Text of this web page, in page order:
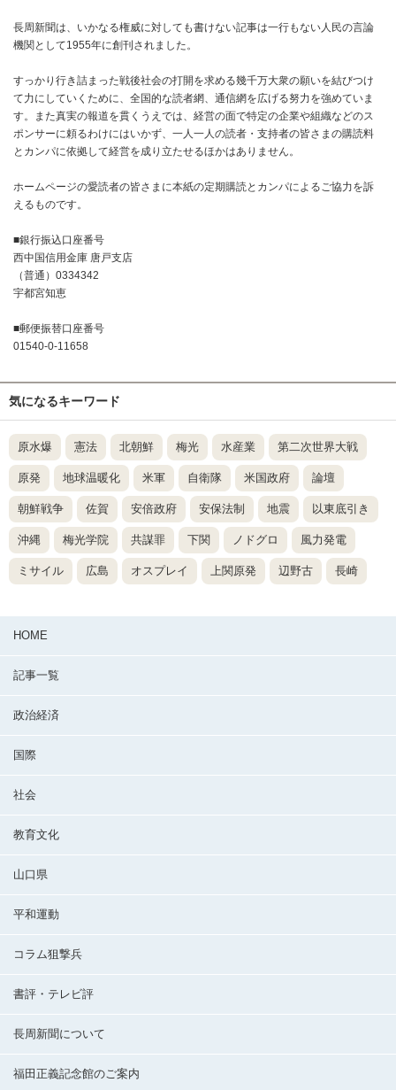
長周新聞は、いかなる権威に対しても書けない記事は一行もない人民の言論
機関として1955年に創刊されました。
すっかり行き詰まった戦後社会の打開を求める幾千万大衆の願いを結びつけ
て力にしていくために、全国的な読者網、通信網を広げる努力を強めていま
す。また真実の報道を貫くうえでは、経営の面で特定の企業や組織などのス
ポンサーに頼るわけにはいかず、一人一人の読者・支持者の皆さまの購読料
とカンパに依拠して経営を成り立たせるほかはありません。
ホームページの愛読者の皆さまに本紙の定期購読とカンパによるご協力を訴
えるものです。
■銀行振込口座番号
西中国信用金庫 唐戸支店
（普通）0334342
宇都宮知恵
■郵便振替口座番号
01540-0-11658
気になるキーワード
原水爆 憲法 北朝鮮 梅光 水産業 第二次世界大戦
原発 地球温暖化 米軍 自衛隊 米国政府 論壇
朝鮮戦争 佐賀 安倍政府 安保法制 地震 以東底引き
沖縄 梅光学院 共謀罪 下関 ノドグロ 風力発電
ミサイル 広島 オスプレイ 上関原発 辺野古 長崎
HOME
記事一覧
政治経済
国際
社会
教育文化
山口県
平和運動
コラム狙撃兵
書評・テレビ評
長周新聞について
福田正義記念館のご案内